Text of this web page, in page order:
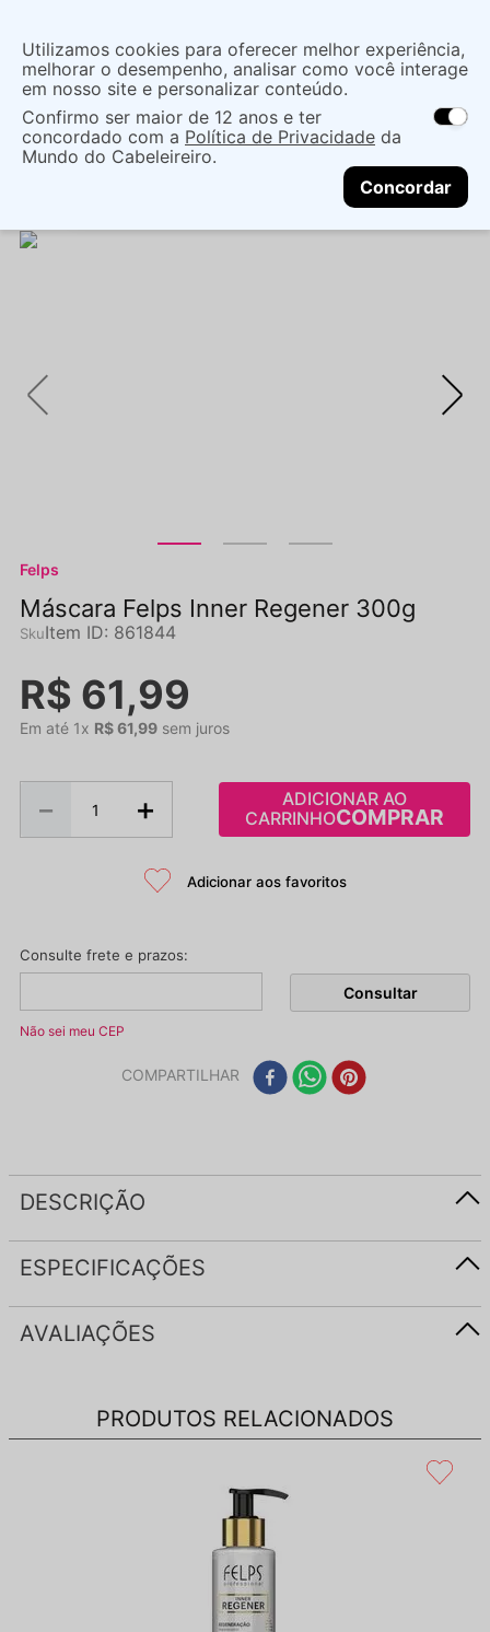
localização
As ofertas e opções de entrega variam de
acordo com a região.Não sei meu CEP
CONTINUAR
O que você procura?
Cabelo
Marcas Tradicionais
MÁSCARA FELPS INNER
Felps
Máscara Felps Inner Regener 300g
Item ID: 861844
R$ 61,99
Em até 1x R$61,99 sem juros
＋
－
ADICIONAR AO
CARRINHO
Não sei meu CEP
COMPARTILHAR
DESCRIÇÃO
ESPECIFICAÇÕES
AVALIAÇÕES
PRODUTOS RELACIONADOS
Utilizamos cookies para oferecer melhor experiência,
melhorar o desempenho, analisar como você interage
em nosso site e personalizar conteúdo.
Confirmo ser maior de 12 anos e ter
concordado com a Política de Privacidade da
Mundo do Cabeleireiro.
Concordar